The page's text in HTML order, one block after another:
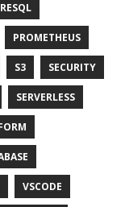
PROMETHEUS
S3 SECURITY
SERVERLESS
VSCODE